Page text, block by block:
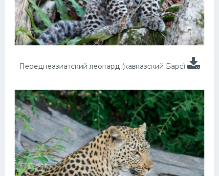
Переднеазиатский леопард (кавказский Барс)